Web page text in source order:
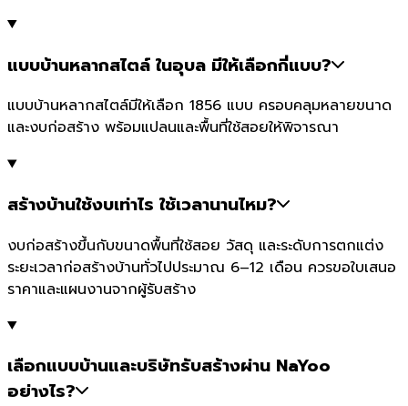
แบบบ้านหลากสไตล์ ในอุบล มีให้เลือกกี่แบบ?
แบบบ้านหลากสไตล์มีให้เลือก 1856 แบบ ครอบคลุมหลายขนาด
และงบก่อสร้าง พร้อมแปลนและพื้นที่ใช้สอยให้พิจารณา
สร้างบ้านใช้งบเท่าไร ใช้เวลานานไหม?
งบก่อสร้างขึ้นกับขนาดพื้นที่ใช้สอย วัสดุ และระดับการตกแต่ง
ระยะเวลาก่อสร้างบ้านทั่วไปประมาณ 6–12 เดือน ควรขอใบเสนอ
ราคาและแผนงานจากผู้รับสร้าง
เลือกแบบบ้านและบริษัทรับสร้างผ่าน NaYoo
อย่างไร?